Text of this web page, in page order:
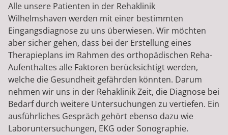
Alle unsere Patienten in der Rehaklinik
Wilhelmshaven werden mit einer bestimmten
Eingangsdiagnose zu uns überwiesen. Wir möchten
aber sicher gehen, dass bei der Erstellung eines
Therapieplans im Rahmen des orthopädischen Reha-
Aufenthaltes alle Faktoren berücksichtigt werden,
welche die Gesundheit gefährden könnten. Darum
nehmen wir uns in der Rehaklinik Zeit, die Diagnose bei
Bedarf durch weitere Untersuchungen zu vertiefen. Ein
ausführliches Gespräch gehört ebenso dazu wie
Laboruntersuchungen, EKG oder Sonographie.